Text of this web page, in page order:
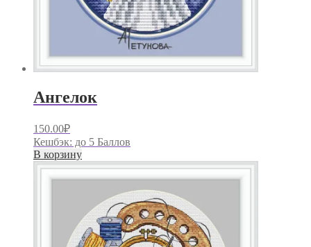
Ангелок
150.00₽
Кешбэк: до 5 Баллов
В корзину